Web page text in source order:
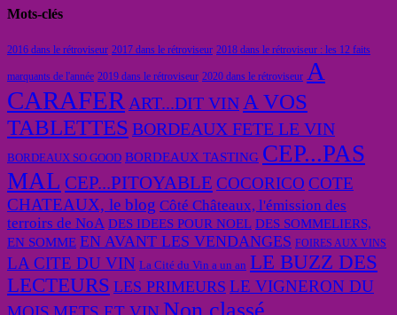
Mots-clés
2016 dans le rétroviseur 2017 dans le rétroviseur 2018 dans le rétroviseur : les 12 faits
marquants de l'année 2019 dans le rétroviseur 2020 dans le rétroviseur A
CARAFER ART...DIT VIN A VOS
TABLETTES BORDEAUX FETE LE VIN
BORDEAUX SO GOOD BORDEAUX TASTING CEP...PAS
MAL CEP...PITOYABLE COCORICO COTE
CHATEAUX, le blog Côté Châteaux, l'émission des
terroirs de NoA DES IDEES POUR NOEL DES SOMMELIERS,
EN SOMME EN AVANT LES VENDANGES FOIRES AUX VINS
LA CITE DU VIN La Cité du Vin a un an LE BUZZ DES
LECTEURS LES PRIMEURS LE VIGNERON DU